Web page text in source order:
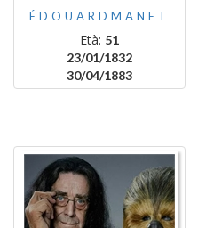
ÉDOUARDMANET
Età: 51
23/01/1832
30/04/1883